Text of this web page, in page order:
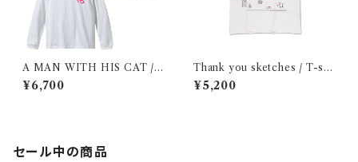
A MAN WITH HIS CAT / L
ong sleeve shirt
¥6,700
Thank you sketches / T-shi
rt
¥5,200
セール中の商品